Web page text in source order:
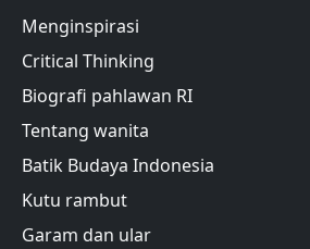
Menginspirasi
Critical Thinking
Biografi pahlawan RI
Tentang wanita
Batik Budaya Indonesia
Kutu rambut
Garam dan ular